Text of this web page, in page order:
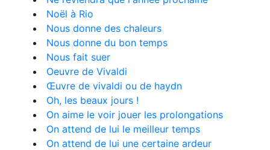
Noël à Rio
Nous donne des chaleurs
Nous donne du bon temps
Nous fait suer
Oeuvre de Vivaldi
Œuvre de vivaldi ou de haydn
Oh, les beaux jours !
On aime le voir jouer les prolongations
On attend de lui le meilleur temps
On attend de lui une certaine ardeur